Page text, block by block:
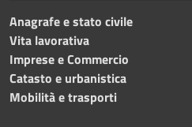
Anagrafe e stato civile
Vita lavorativa
Imprese e Commercio
Catasto e urbanistica
Mobilità e trasporti